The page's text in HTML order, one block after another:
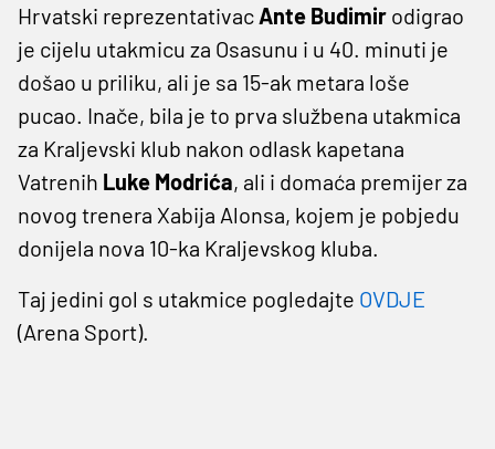
Hrvatski reprezentativac Ante Budimir odigrao
je cijelu utakmicu za Osasunu i u 40. minuti je
došao u priliku, ali je sa 15-ak metara loše
pucao. Inače, bila je to prva službena utakmica
za Kraljevski klub nakon odlask kapetana
Vatrenih Luke Modrića, ali i domaća premijer za
novog trenera Xabija Alonsa, kojem je pobjedu
donijela nova 10-ka Kraljevskog kluba.
Taj jedini gol s utakmice pogledajte OVDJE
(Arena Sport).